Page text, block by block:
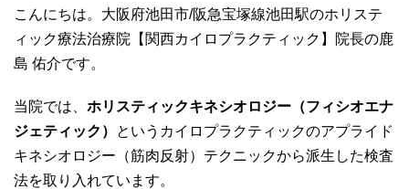
こんにちは。大阪府池田市/阪急宝塚線池田駅のホリステ
ィック療法治療院【関西カイロプラクティック】院長の鹿
島 佑介です。
当院では、 ホリスティックキネシオロジー（フィシオエナ
ジェティック）
というカイロプラクティックのアプライド
キネシオロジー（筋肉反射）テクニックから派生した検査
法を取り入れています。